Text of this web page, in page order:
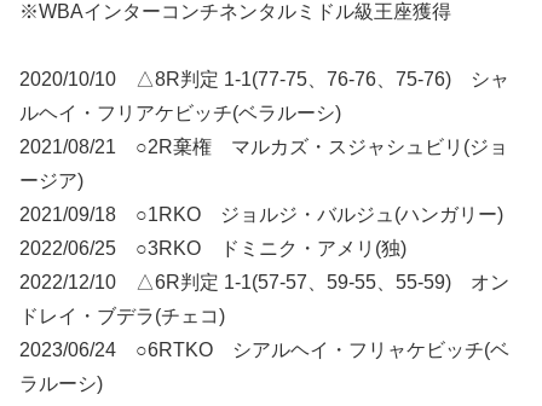
※WBAインターコンチネンタルミドル級王座獲得
2020/10/10 △8R判定 1-1(77-75、76-76、75-76) シャ
ルヘイ・フリアケビッチ(ベラルーシ)
2021/08/21 ○2R棄権 マルカズ・スジャシュビリ(ジョ
ージア)
2021/09/18 ○1RKO ジョルジ・バルジュ(ハンガリー)
2022/06/25 ○3RKO ドミニク・アメリ(独)
2022/12/10 △6R判定 1-1(57-57、59-55、55-59) オン
ドレイ・ブデラ(チェコ)
2023/06/24 ○6RTKO シアルヘイ・フリャケビッチ(ベ
ラルーシ)